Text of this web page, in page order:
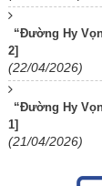
“Đường Hy
2]
(22/04/2026)
“Đường Hy
1]
(21/04/2026)